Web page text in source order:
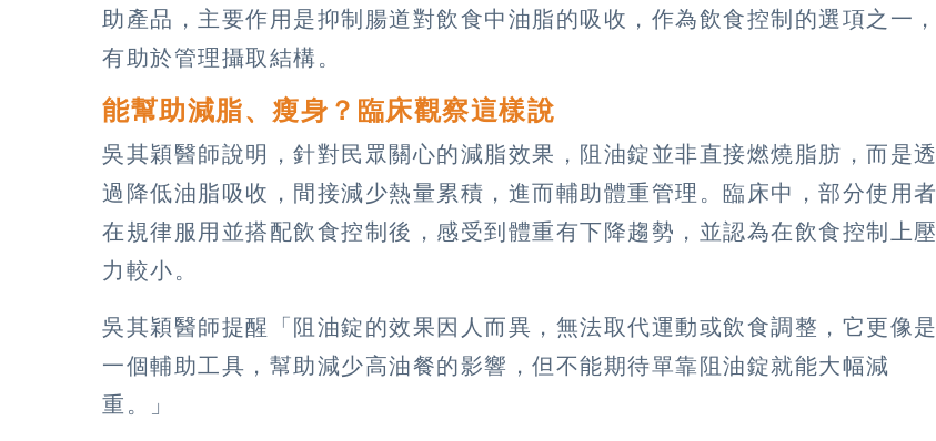
助產品，主要作用是抑制腸道對飲食中油脂的吸收，作為飲食控制的選項之一，
有助於管理攝取結構。
能幫助減脂、瘦身？臨床觀察這樣說
吳其穎醫師說明，針對民眾關心的減脂效果，阻油錠並非直接燃燒脂肪，而是透
過降低油脂吸收，間接減少熱量累積，進而輔助體重管理。臨床中，部分使用者
在規律服用並搭配飲食控制後，感受到體重有下降趨勢，並認為在飲食控制上壓
力較小。
吳其穎醫師提醒「阻油錠的效果因人而異，無法取代運動或飲食調整，它更像是
一個輔助工具，幫助減少高油餐的影響，但不能期待單靠阻油錠就能大幅減
重。」